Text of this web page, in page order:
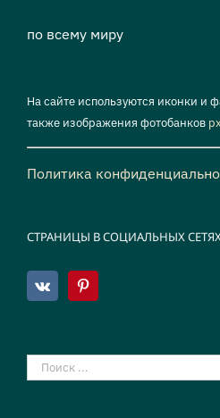
по всему миру
На сайте используются иконки и
также изображения фотобанков
Политика
СТРАНИЦЫ В СОЦИАЛЬНЫХ
Результат
поиска: